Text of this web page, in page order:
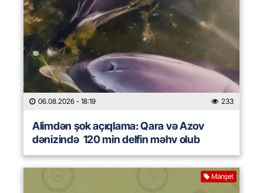
06.08.2026 - 18:19 233
Alimdən şok açıqlama: Qara və Azov
dənizində 120 min delfin məhv olub
Manşet